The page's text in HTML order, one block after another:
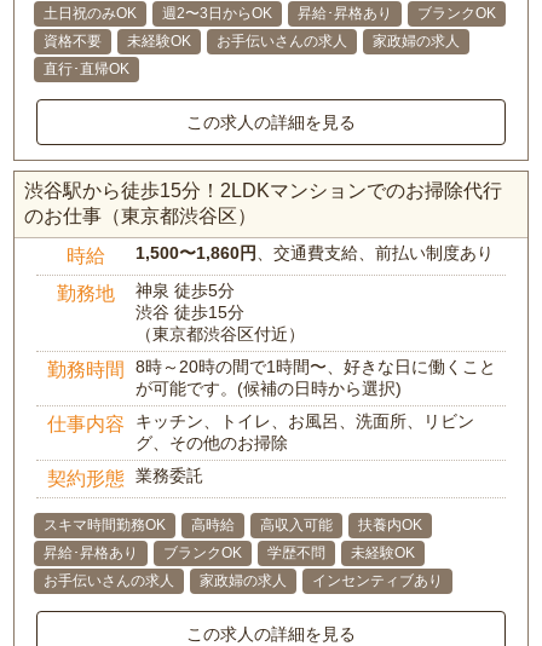
土日祝のみOK 週2〜3日からOK 昇給･昇格あり
ブランクOK
資格不要
未経験OK お手伝いさんの求人
家政婦の求人
直行･直帰OK
この求人の詳細を見る
渋谷駅から徒歩15分！2LDKマンションでのお掃除代行
のお仕事（東京都渋谷区）
時給 1,500〜1,860円 、交通費支給、前払い制度あり
勤務地
神泉 徒歩5分
渋谷 徒歩15分
（東京都渋谷区付近）
勤務時間
8時～20時の間で1時間〜、好きな日に働くこと
が可能です。(候補の日時から選択)
仕事内容
キッチン、トイレ、お風呂、洗面所、リビン
グ、その他のお掃除
契約形態 業務委託
スキマ時間勤務OK 高時給 高収入可能
扶養内OK
昇給･昇格あり
ブランクOK 学歴不問
未経験OK
お手伝いさんの求人
家政婦の求人 インセンティブあり
この求人の詳細を見る